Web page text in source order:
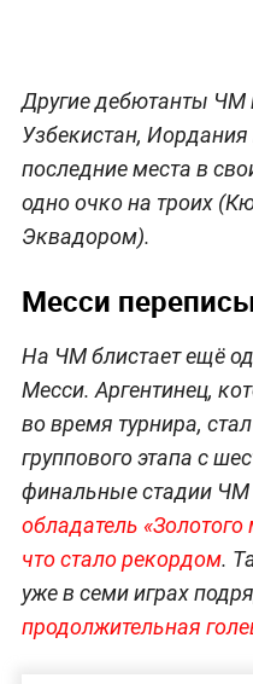
Другие дебютанты ЧМ
Узбекистан,
последние места в
одно очко на троих
Эквадором).
Месси
На ЧМ блистает ещё
Месси. Аргентинец,
во время турнира,
группового этапа с
финальные стадии ЧМ
обладатель
что стало рекордом.
уже в семи играх
продолжительная